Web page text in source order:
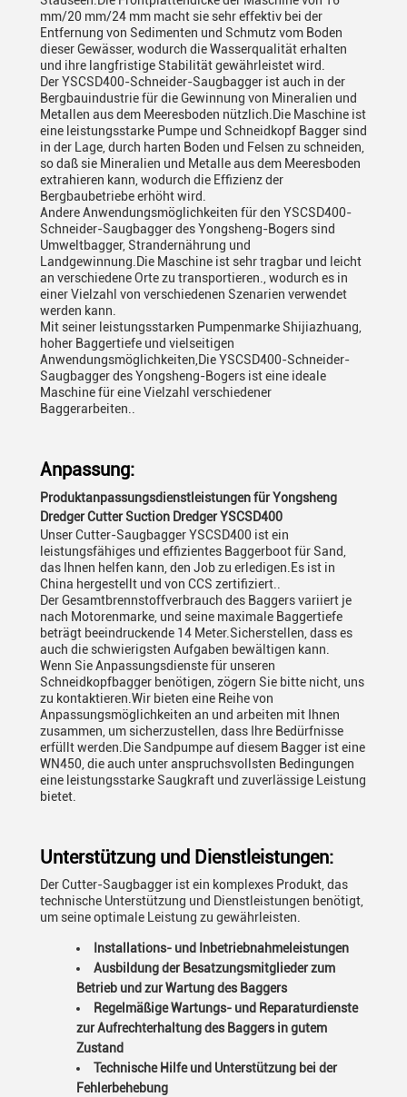
mm/20 mm/24 mm macht sie sehr effektiv bei der
Entfernung von Sedimenten und Schmutz vom Boden
dieser Gewässer, wodurch die Wasserqualität erhalten
und ihre langfristige Stabilität gewährleistet wird.
Der YSCSD400-Schneider-Saugbagger ist auch in der
Bergbauindustrie für die Gewinnung von Mineralien und
Metallen aus dem Meeresboden nützlich.Die Maschine ist
eine leistungsstarke Pumpe und Schneidkopf Bagger sind
in der Lage, durch harten Boden und Felsen zu schneiden,
so daß sie Mineralien und Metalle aus dem Meeresboden
extrahieren kann, wodurch die Effizienz der
Bergbaubetriebe erhöht wird.
Andere Anwendungsmöglichkeiten für den YSCSD400-
Schneider-Saugbagger des Yongsheng-Bogers sind
Umweltbagger, Strandernährung und
Landgewinnung.Die Maschine ist sehr tragbar und leicht
an verschiedene Orte zu transportieren., wodurch es in
einer Vielzahl von verschiedenen Szenarien verwendet
werden kann.
Mit seiner leistungsstarken Pumpenmarke Shijiazhuang,
hoher Baggertiefe und vielseitigen
Anwendungsmöglichkeiten,Die YSCSD400-Schneider-
Saugbagger des Yongsheng-Bogers ist eine ideale
Maschine für eine Vielzahl verschiedener
Baggerarbeiten..
Anpassung:
Produktanpassungsdienstleistungen für Yongsheng
Dredger Cutter Suction Dredger YSCSD400
Unser Cutter-Saugbagger YSCSD400 ist ein
leistungsfähiges und effizientes Baggerboot für Sand,
das Ihnen helfen kann, den Job zu erledigen.Es ist in
China hergestellt und von CCS zertifiziert..
Der Gesamtbrennstoffverbrauch des Baggers variiert je
nach Motorenmarke, und seine maximale Baggertiefe
beträgt beeindruckende 14 Meter.Sicherstellen, dass es
auch die schwierigsten Aufgaben bewältigen kann.
Wenn Sie Anpassungsdienste für unseren
Schneidkopfbagger benötigen, zögern Sie bitte nicht, uns
zu kontaktieren.Wir bieten eine Reihe von
Anpassungsmöglichkeiten an und arbeiten mit Ihnen
zusammen, um sicherzustellen, dass Ihre Bedürfnisse
erfüllt werden.Die Sandpumpe auf diesem Bagger ist eine
WN450, die auch unter anspruchsvollsten Bedingungen
eine leistungsstarke Saugkraft und zuverlässige Leistung
bietet.
Unterstützung und Dienstleistungen:
Der Cutter-Saugbagger ist ein komplexes Produkt, das
technische Unterstützung und Dienstleistungen benötigt,
um seine optimale Leistung zu gewährleisten.
Installations- und Inbetriebnahmeleistungen
Ausbildung der Besatzungsmitglieder zum
Betrieb und zur Wartung des Baggers
Regelmäßige Wartungs- und Reparaturdienste
zur Aufrechterhaltung des Baggers in gutem
Zustand
Technische Hilfe und Unterstützung bei der
Fehlerbehebung